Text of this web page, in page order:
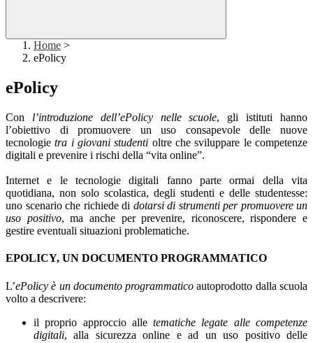
Home >
ePolicy
ePolicy
Con l’introduzione dell’ePolicy nelle scuole, gli istituti hanno
l’obiettivo di promuovere un uso consapevole delle nuove
tecnologietra i giovani studenti oltre che sviluppare le competenze
digitali e prevenire i rischi della “vita online”.
Internet e le tecnologie digitali fanno parte ormai della vita
quotidiana, non solo scolastica, degli studenti e delle studentesse:
uno scenario che richiede di dotarsi di strumenti per promuovere un
uso positivo, ma anche per prevenire, riconoscere, rispondere e
gestire eventuali situazioni problematiche.
EPOLICY, UN DOCUMENTO PROGRAMMATICO
L’ePolicy è un documento programmatico autoprodotto dalla scuola
volto a descrivere:
il proprio approccio alle tematiche legate alle competenze
digitali, alla sicurezza online e ad un uso positivo delle